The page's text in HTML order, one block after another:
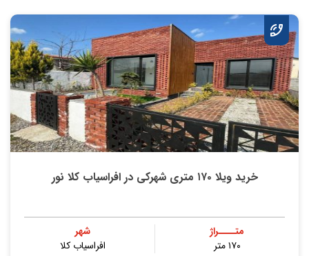
خرید ویلا ۱۷۰ متری شهرکی در افراسیاب کلا نور
متــــراژ
۱۷۰ متر
شهر
افراسیاب کلا